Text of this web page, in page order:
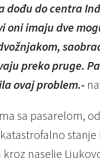
dođu do centra
oni imaju dve
preko pruge.
ovaj problem.-
sa pasarelom,
naselje